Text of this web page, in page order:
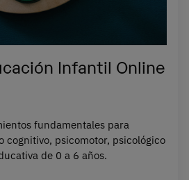
Infantil Online
fundamentales para
cognitivo, psicomotor, psicológico
de 0 a 6 años.